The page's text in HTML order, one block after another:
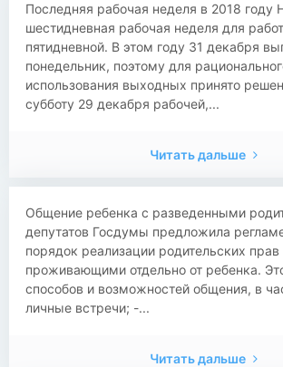
​​Последняя рабочая неделя в 2018 году
шестидневная рабочая неделя для
пятидневной. В этом году 31 декабря
понедельник, поэтому для
использования выходных принято
субботу 29 декабря рабочей,...
Читать дальше
​​Общение ребенка с разведенными
депутатов Госдумы предложила
порядок реализации родительских
проживающими отдельно от ребенка.
способов и возможностей общения, в
личные встречи; -...
Читать дальше